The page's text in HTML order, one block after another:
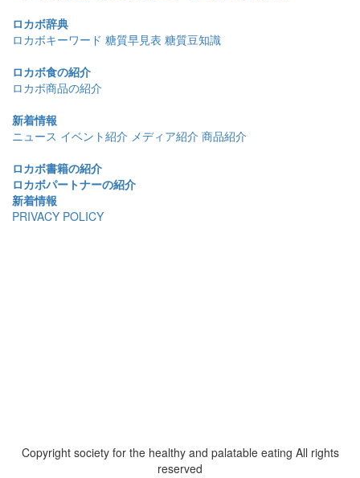
ロカボ辞典
ロカボキーワード 糖質早見表 糖質豆知識
ロカボ食の紹介
ロカボ商品の紹介
新着情報
ニュース イベント紹介 メディア紹介 商品紹介
ロカボ書籍の紹介
ロカボパートナーの紹介
新着情報
PRIVACY POLICY
Copyright society for the healthy and palatable eating All rights
reserved